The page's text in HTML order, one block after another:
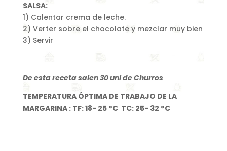
SALSA:
1) Calentar crema de leche.
2) Verter sobre el chocolate y mezclar muy bien
3) Servir
De esta receta salen 30 uni de Churros
TEMPERATURA ÓPTIMA DE TRABAJO DE LA
MARGARINA : TF: 18- 25 °C TC: 25- 32 °C